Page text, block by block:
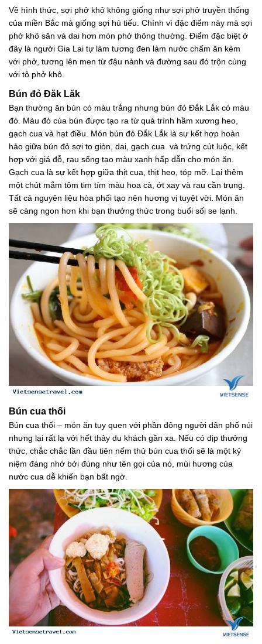
Về hình thức, sợi phở khô không giống như sợi phở truyền thống
của miền Bắc mà giống sợi hủ tiếu. Chính vì đặc điểm này mà sợi
phở khô săn và dai hơn món phở thông thường. Điểm đặc biệt ở
đây là người Gia Lai tự làm tương đen làm nước chấm ăn kèm
với phở, tương lên men từ đậu nành và đường sau đó trộn cùng
với tô phở khô.
Bún đỏ Đăk Lăk
Bạn thường ăn bún có màu trắng nhưng bún đỏ Đắk Lắk có màu
đỏ. Màu đỏ của bún được tạo ra từ quá trình hầm xương heo,
gạch cua và hạt điều. Món bún đỏ Đắk Lắk là sự kết hợp hoàn
hảo giữa bún đỏ sợi to giòn, dai, gạch cua và trứng cút luộc, kết
hợp với giá đỗ, rau sống tạo màu xanh hấp dẫn cho món ăn.
Gạch cua là sự kết hợp giữa thịt cua, thịt heo, tóp mỡ. Lại thêm
một chút mắm tôm tim tím màu hoa cà, ớt xay và rau cần trụng.
Tất cả nguyên liệu hòa phối tạo nên hương vị tuyệt vời. Món ăn
sẽ càng ngon hơn khi bạn thưởng thức trong buổi sối se lạnh.
Bún cua thối
Bún cua thối – món ăn tuy quen với phần đông người dân phố núi
nhưng lại rất lạ với hết thảy du khách gần xa. Nếu có dịp thưởng
thức, chắc chắc lần đầu tiên nếm thử bún cua thối sẽ là một kỷ
niệm đáng nhớ bởi đúng như tên gọi của nó, mùi hương của
nước cua dễ khiến bạn bất ngờ.